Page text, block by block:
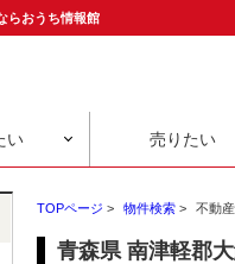
らおうち情報館
い 売りたい
TOPページ > 物件検索 > 不動
青森県 南津軽郡